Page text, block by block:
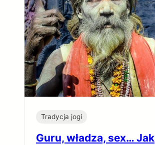
Tradycja jogi
Guru, władza, sex… Jak